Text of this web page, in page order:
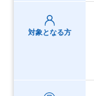
対象となる方